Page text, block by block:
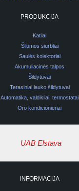
PRODUKCIJA
Katilai
Šilumos siurbliai
Saulės kolektoriai
Akumuliacinės talpos
Šildytuvai
Terasiniai lauko šildytuvai
Automatika, valdikliai, termostatai
Oro kondicionieriai
UAB Elstava
INFORMACIJA